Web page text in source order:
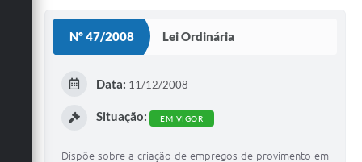
Nº 47/2008 Lei Ordinária
Data: 11/12/2008
Situação: EM VIGOR
Dispõe sobre a criação de empregos de provimento em